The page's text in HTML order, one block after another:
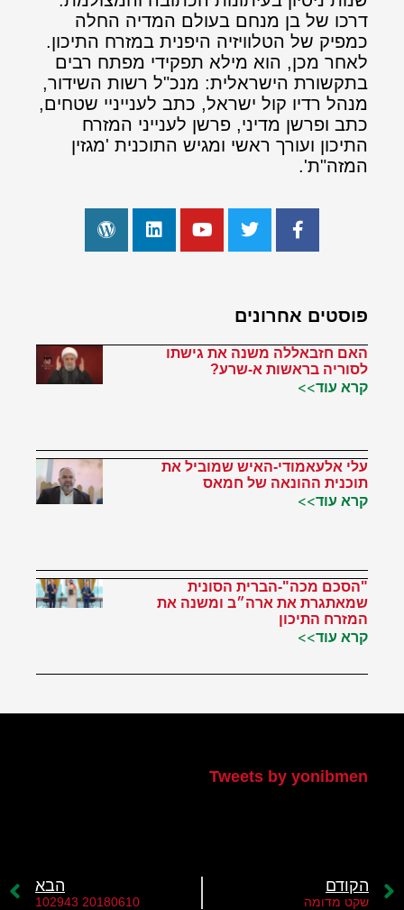
דרכו של בן מנחם בעולם המדיה החלה
כמפיק של הטלוויזיה היפנית במזרח התיכון.
לאחר מכן, הוא מילא תפקידי מפתח רבים
בתקשורת הישראלית: מנכ"ל רשות השידור,
מנהל רדיו קול ישראל, כתב לענייניי שטחים,
כתב ופרשן מדיני, פרשן לענייני המזרח
התיכון ועורך ראשי ומגיש התוכנית 'מגזין
המזה"ת'.
פוסטים אחרונים
האם חזבאללה משנה את גישתו
לסוריה בראשות א-שרע?
קרא עוד>>
עלי אלעאמודי-האיש שמוביל את
תוכנית ההונאה של חמאס
קרא עוד>>
"הסכם מכה"-הברית הסונית
שמאתגרת את ארה״ב ומשנה את
המזרח התיכון
קרא עוד>>
Tweets by yonibmen
הקודם
שקט מדומה
הבא
20180610 102943